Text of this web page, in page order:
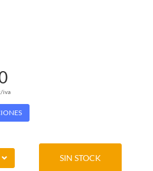
iva
SIN STOCK